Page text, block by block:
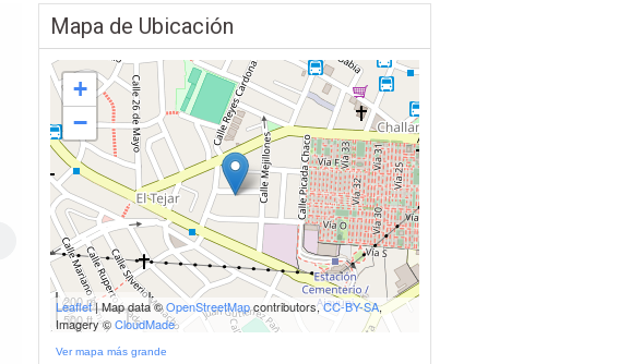
Mapa de Ubicación
+
−
200 m
500 ft
Leaflet| Map data ©OpenStreetMapcontributors,CC-BY-SA,
Imagery ©CloudMade
Ver mapa más grande